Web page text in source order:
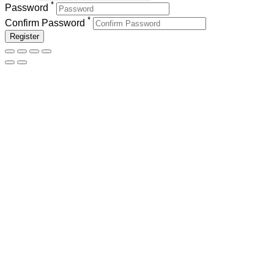
Password *
Confirm Password *
Register